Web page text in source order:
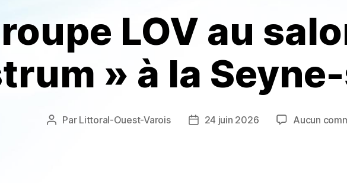
LOV au
» à la
Auteur
Par Littoral-Ouest-Varois
Date24 juin 2026 Aucun